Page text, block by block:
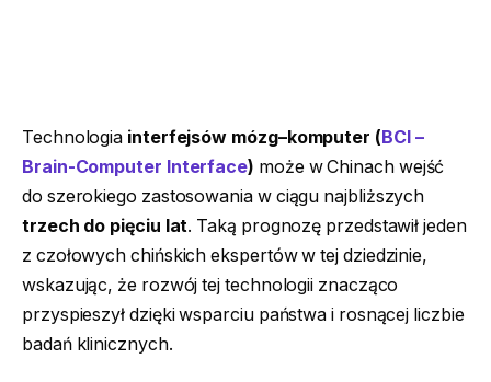
Technologia interfejsów mózg–komputer ( BCI –
Brain-Computer Interface) może w Chinach wejść
do szerokiego zastosowania w ciągu najbliższych
trzech do pięciu lat. Taką prognozę przedstawił jeden
z czołowych chińskich ekspertów w tej dziedzinie,
wskazując, że rozwój tej technologii znacząco
przyspieszył dzięki wsparciu państwa i rosnącej liczbie
badań klinicznych.